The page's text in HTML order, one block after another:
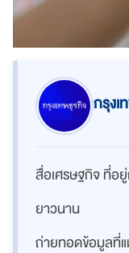
กรุง
สื่อเศรษฐกิจ ที่อ
ยาวนาน
ถ่ายทอดข้อมูลที่